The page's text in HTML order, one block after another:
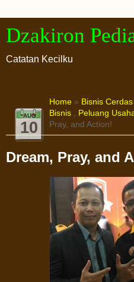
Dzakiron
Catatan Kecilku
AUG
10
Home » Bisnis
Bisnis , Peluang
Pray, and Action!
Dream, Pray, and